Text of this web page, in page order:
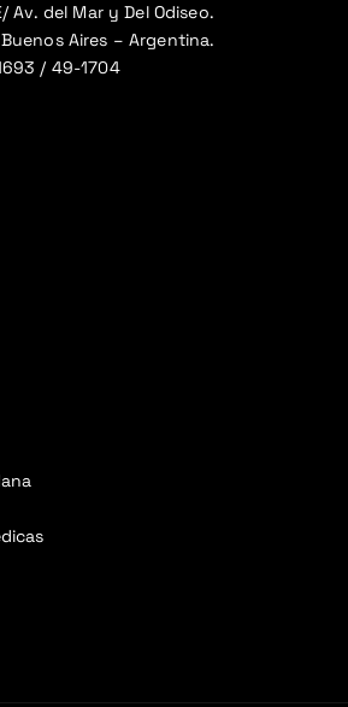
Av. del Mar y Del Odiseo.
Aires – Argentina.
/ 49-1704